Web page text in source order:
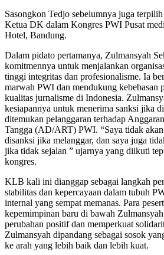
Sasongkon Tedjo sebelumnya juga terpilih
Ketua DK dalam Kongres PWI Pusat
Hotel, Bandung.
Dalam pidato pertamanya, Zulmansyah
komitmennya untuk menjalankan
tinggi integritas dan profesionalisme. Ia
marwah PWI dan mendukung kebebasan
kualitas jurnalisme di Indonesia.
kesiapannya untuk menerima sanksi jika
ditemukan pelanggaran terhadap
Tangga (AD/ART) PWI. “Saya tidak
disanksi jika melanggar, dan saya juga
jika tidak sejalan ” ujarnya yang diikuti
kongres.
KLB kali ini dianggap sebagai langkah
stabilitas dan kepercayaan dalam tubuh
internal yang sempat memanas. Para
kepemimpinan baru di bawah
perubahan positif dan memperkuat
Zulmansyah dipandang sebagai sosok
ke arah yang lebih baik dan lebih kuat.